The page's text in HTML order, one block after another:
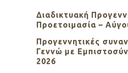
Διαδικτυακή
Προετοιμασία –
Προγεννητικές
Γεννώ με
2026